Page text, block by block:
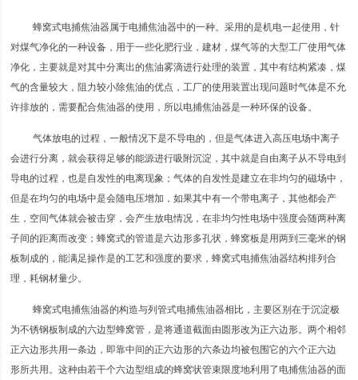
蜂窝式电捕焦油器属于电捕焦油器中的一种。采用的是机电一起使用，针
对煤气净化的一种设备，用于一些化肥行业，建材，煤气等的大型工厂使用气体
净化，主要就是对其中分离出的焦油雾滴进行处理的装置，其中有结构紧凑，煤
气的含量较大，阻力较小除焦油的优点，工厂的使用装置出现问题时气体是不允
许排放的，需要配合焦油器的使用，所以电捕焦油器是一种环保的设备。
气体放电的过程，一般情况下是不导电的，但是气体进入高压电场中离子
会进行分离，就会获得足够的能源进行吸附沉淀，其中就是自由离子从不导电到
导电的过程，也是自发性的电离现象；气体的自发性是建立在非均匀的磁场中，
但是在均匀的电场中是会随电压增加，如果其中有一个带电离子，其他都会产
生，空间气体就会被击穿，会产生放电情况，在非均匀性电场中强度会随两种离
子间的距离而改变；蜂窝式的管道是六边形多孔状，蜂窝板是用两到三毫米的钢
板制成的，能满足操作是的工艺和强度的要求，蜂窝式电捕焦油器结构排列合
理，耗钢材量少。
蜂窝式电捕焦油器的构造与列管式电捕焦油器相比，主要区别在于沉淀极
为不锈钢板制成的六边型蜂窝管，是将通道截面由圆形改为正六边形。两个相邻
正六边形共用一条边，即靠中间的正六边形的六条边均被包围它的六个正六边
形所共用。这种由若干个六边型组成的蜂窝状管束限度地利用了电捕焦油器的面